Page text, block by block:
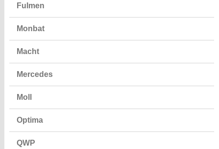
Fulmen
Monbat
Macht
Mercedes
Moll
Optima
QWP